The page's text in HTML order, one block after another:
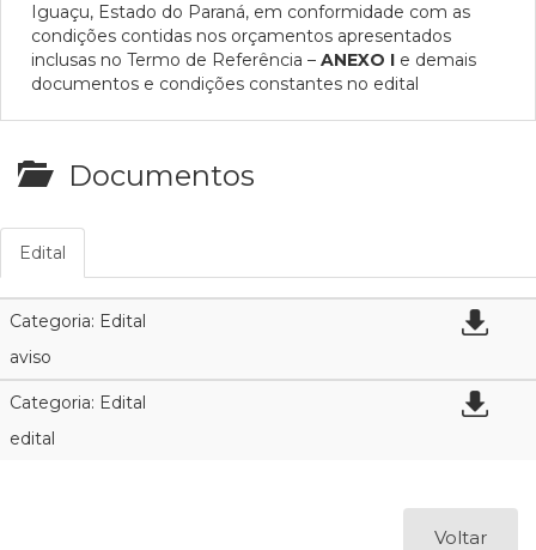
Iguaçu, Estado do Paraná, em conformidade com as
condições contidas nos orçamentos apresentados
inclusas no Termo de Referência – ANEXO I e demais
documentos e condições constantes no edital
Documentos
Edital
Categoria: Edital
aviso
Categoria: Edital
edital
Voltar